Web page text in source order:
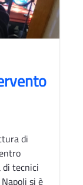
di
di tecnici
si è